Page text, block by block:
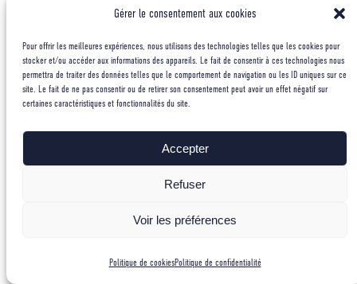
Gérer le consentement aux cookies
Pour offrir les meilleures expériences, nous utilisons des technologies telles que les cookies pour
stocker et/ou accéder aux informations des appareils. Le fait de consentir à ces technologies nous
permettra de traiter des données telles que le comportement de navigation ou les ID uniques sur ce
site. Le fait de ne pas consentir ou de retirer son consentement peut avoir un effet négatif sur
certaines caractéristiques et fonctionnalités du site.
Accepter
Refuser
Voir les préférences
Politique de cookiesPolitique de confidentialité
Mais avant d’atteindre les 6160m d’altitude du
Huandoy Sur, il va falloir s’acclimater
au mois de juin à Chamonix.
Entre des phases passives à l’occasion de nuits au
refuge des cosmiques et des phases plus actives
acclimatation nous a permis de dormir
les premiers jours.